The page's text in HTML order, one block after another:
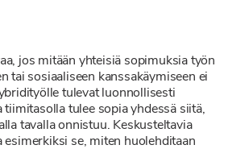
jos mitään yhteisiä sopimuksia työn
tai sosiaaliseen kanssakäymiseen ei
tulevat luonnollisesti
tulee sopia yhdessä siitä,
tavalla onnistuu. Keskusteltavia
esimerkiksi se, miten huolehditaan